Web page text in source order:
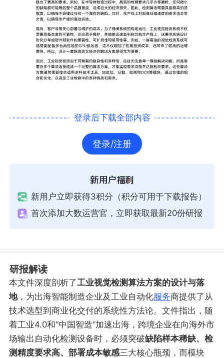
登录后下载全部内容
登录/注册
新用户立即获得3积分（积分可用于下载报告）
首次添加大数运营官，立即获取最新20份研报
研报解读
本文件深度剖析了工业视觉检测算法方案的设计与落
地，为出海智能制造企业及工业自动化服务商提供了从
技术选型到商业化交付的系统性方法论。文件指出，随
着工业4.0和“中国智造”加速出海，跨境企业在向海外市
场输出自动化检测设备时，必须突破缺陷样本稀缺、检
测精度要求高、部署成本敏感三大核心瓶颈，而模块